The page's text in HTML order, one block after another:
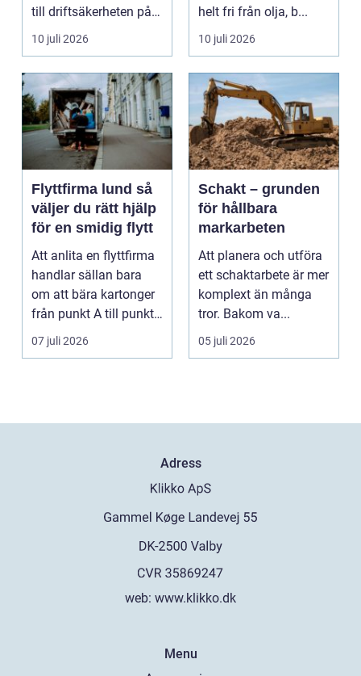
till driftsäkerheten på
jobbet. I en växande ...
10 juli 2026
helt fri från olja, b...
10 juli 2026
Flyttfirma lund så
väljer du rätt hjälp
för en smidig flytt
Att anlita en flyttfirma
handlar sällan bara
om att bära kartonger
från punkt A till punkt
B. För må...
07 juli 2026
Schakt – grunden
för hållbara
markarbeten
Att planera och utföra
ett schaktarbete är mer
komplext än många
tror. Bakom va...
05 juli 2026
Adress
web: www.klikko.dk
Menu